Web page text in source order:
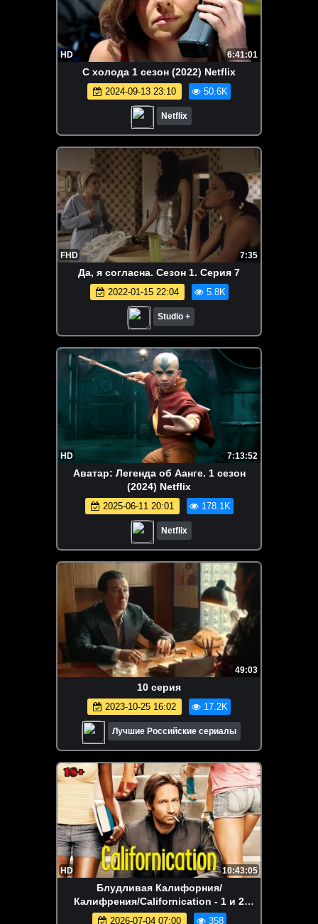
HD 6:41:01
С холода 1 сезон (2022) Netflix
2024-09-13 23:10 50.6K
Netflix
FHD 7:35
Да, я согласна. Сезон 1. Серия 7
2022-01-15 22:04 5.8K
Studio +
HD 7:13:52
Аватар: Легенда об Аанге. 1 сезон
(2024) Netflix
2025-06-11 20:01 178.1K
Netflix
49:03
10 серия
2023-10-25 16:02 17.2K
Лучшие Российские сериалы
HD 10:43:05
Блудливая Калифорния/
Калифрения/Californication - 1 и 2
сезоны (24 серии)
2026-07-04 07:00 358